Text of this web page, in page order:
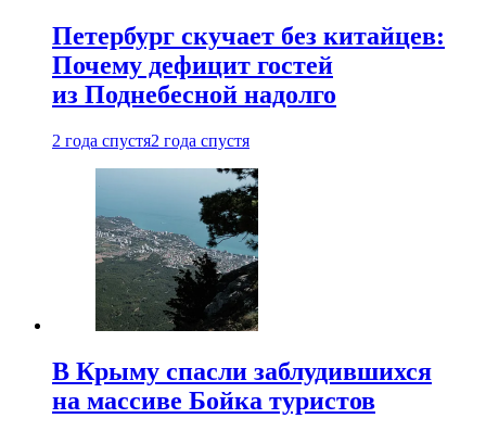
Петербург скучает без китайцев:
Почему дефицит гостей
из Поднебесной надолго
2 года спустя2 года спустя
В Крыму спасли заблудившихся
на массиве Бойка туристов